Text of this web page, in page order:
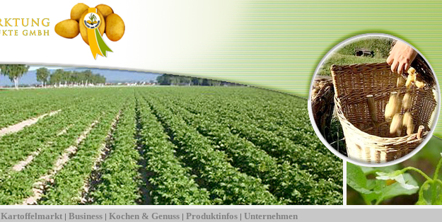
Kartoffelmarkt | Business | Kochen & Genuss | Produktinfos | Unternehmen